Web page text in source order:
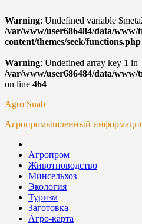
Warning: Undefined variable
/var/www/user686484/data/
content/themes/seek/functions.php
Warning: Undefined array key 1 in
/var/www/user686484/data/
on line 464
Skip
content
Agro Snab
Агропромышленный
Агропром
Животноводство
Минсельхоз
Экология
Туризм
Заготовка
Агро-карта